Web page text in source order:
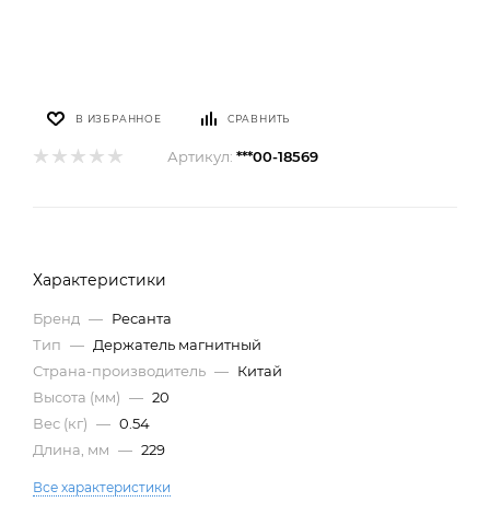
В ИЗБРАННОЕ СРАВНИТЬ
Артикул: ***00-18569
Характеристики
Бренд — Ресанта
Тип — Держатель магнитный
Страна-производитель — Китай
Высота (мм) — 20
Вес (кг) — 0.54
Длина, мм — 229
Все характеристики